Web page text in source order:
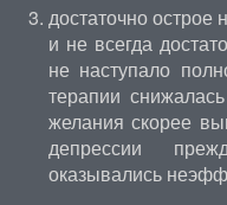
достаточно
и не всегда
не наступало
терапии
желания скорее
депрессии
оказывались